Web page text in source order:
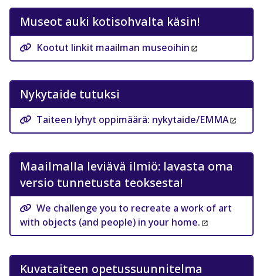
Museot auki kotisohvalta käsin!
Kootut linkit maailman museoihin
Nykytaide tutuksi
Taiteen lyhyt oppimäärä: nykytaide/EMMA
Maailmalla leviävä ilmiö: lavasta oma
versio tunnetusta teoksesta!
We challenge you to recreate a work of art
with objects (and people) in your home.
Kuvataiteen opetussuunnitelma